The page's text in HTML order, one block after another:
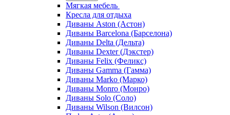
Мягкая мебель
Кресла для отдыха
Диваны Aston (Астон)
Диваны Barcelona (Барселона)
Диваны Delta (Дельта)
Диваны Dexter (Дэкстер)
Диваны Felix (Феликс)
Диваны Gamma (Гамма)
Диваны Marko (Марко)
Диваны Monro (Монро)
Диваны Solo (Соло)
Диваны Wilson (Вилсон)